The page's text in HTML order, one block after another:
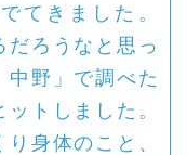
てきました。
だろうなと思っ
野」で調べた
トしました。
身体のこと、